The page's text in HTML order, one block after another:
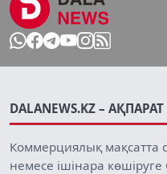
DALANEWS.KZ –
Коммерциялық мақсатта
немесе ішінара